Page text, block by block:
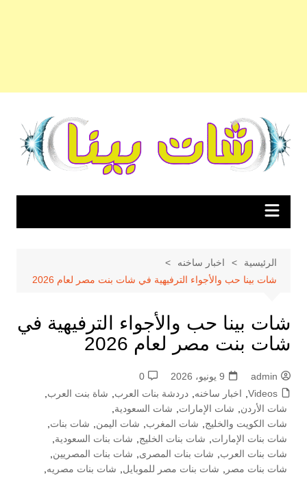
المحتوى
الرئيسية
اخبار ساخنه
شات بينا حب والأجواء الترفيهية في شات بنت مصر لعام 2026
شات بينا حب والأجواء الترفيهية في
شات بنت مصر لعام 2026
admin 9 يونيو، 2026
0
Videos
, اخبار ساخنه دردشة بنات العرب شاة بنت العرب
شات الأردن
شات الإمارات شات السعودية
شات الكويت والخليج
شات المغرب شات اليمن شات بنات
شات بنات الإمارات
شات بنات الخليج شات بنات السعودية
شات بنات العرب
شات بنات المصرى شات بنات المصريين
شات بنات مصر
شات بنات مصر للموبايل شات بنات مصريه